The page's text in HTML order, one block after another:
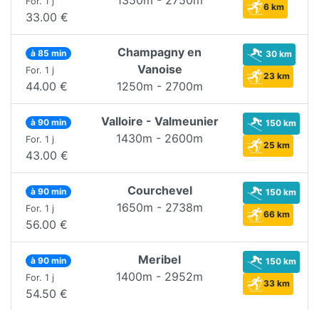
33.00 €
6 km
à 85 min
For. 1 j
44.00 €
Champagny en
Vanoise
1250m - 2700m
30 km
23 km
à 90 min
For. 1 j
43.00 €
Valloire - Valmeunier
1430m - 2600m
150 km
25 km
à 90 min
For. 1 j
56.00 €
Courchevel
1650m - 2738m
150 km
66 km
à 90 min
For. 1 j
54.50 €
Meribel
1400m - 2952m
150 km
33 km